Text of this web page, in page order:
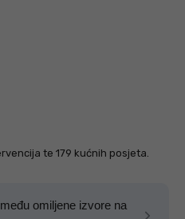
te 179 kućnih posjeta.
omiljene izvore na